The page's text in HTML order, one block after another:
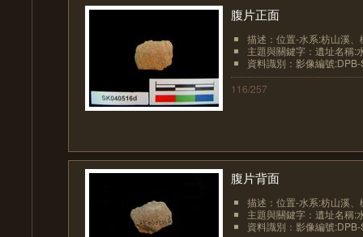
腹片正面
描述：位置-水系:枋山溪
主題與關鍵字：遺址名稱:
資料識別：影像編號
116/257
腹片背面
描述：位置-水系:枋山溪
主題與關鍵字：遺址名稱:
資料識別：影像編號